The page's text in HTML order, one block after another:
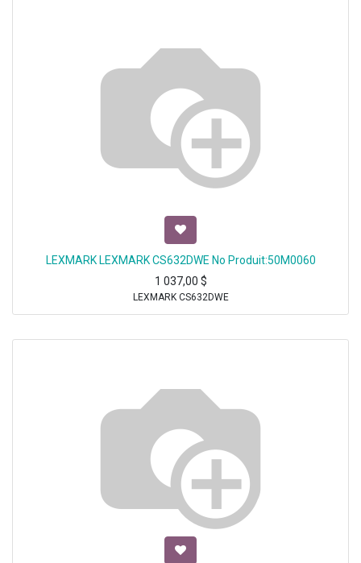
LEXMARK LEXMARK CS632DWE No Produit:50M0060
1 037,00 $
LEXMARK CS632DWE